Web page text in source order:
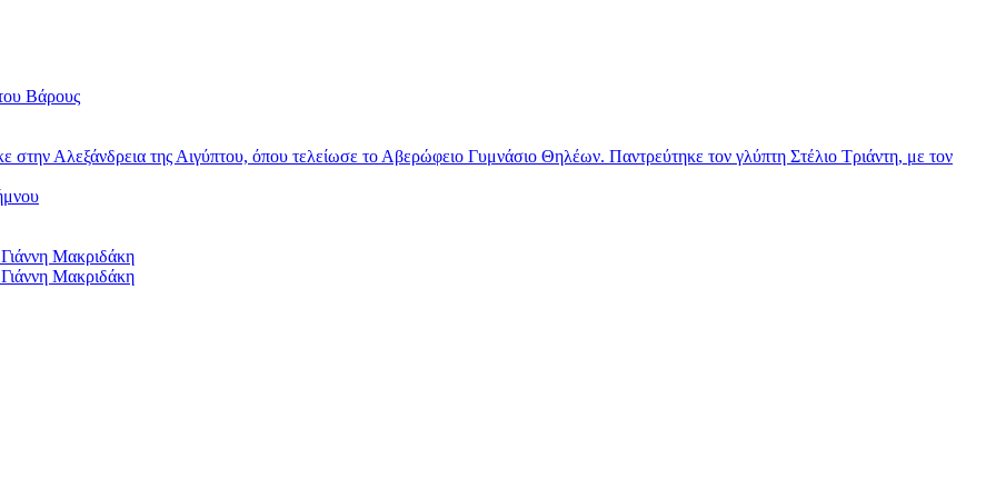
Βάρους
Αλεξάνδρεια της Αιγύπτου, όπου τελείωσε το Αβερώφειο Γυμνάσιο Θηλέων. Παντρεύτηκε τον γλύπτη Στέλιο Τριάντη, με τον
Μακριδάκη
Μακριδάκη